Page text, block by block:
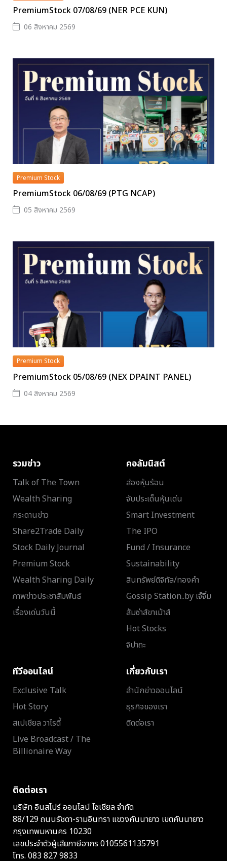
PremiumStock 07/08/69 (NER PCE KUN)
06 สิงหาคม 2569
Premium Stock
PremiumStock 06/08/69 (PTG NCAP)
05 สิงหาคม 2569
Premium Stock
PremiumStock 05/08/69 (NEX DPAINT PANEL)
04 สิงหาคม 2569
รวมข่าว
Talk of The Town
Wealth Sharing
กระดานข่าว
Share2Trade Daily
Stock Daily Journal
Premium Stock
Wealth Sharing Daily
ภาพข่าวประชาสัมพันธ์
เรื่องเด่นวันนี้
คอลัมนิสต์
ส่องหุ้นร้อน
จับประเด็นหุ้นเด่น
Smart Investment
The IPO
Fund / Insurance
Sustainability
สินทรัพย์ดิจิทัล/ทองคำ
Gossip Station..by เจ๊จิ๋ม
ส้มซ่าส์ขาเม้าส์
Hot Stocks
จิปาถะ
ทีวีออนไลน์
Exclusive Talk
Hot Story
สเปเชียล วาไรตี้
Live Broadcast / The
Billionaire Way
เกี่ยวกับเรา
สำนักข่าวออนไลน์
ธุรกิจของเรา
ติดต่อเรา
ติดต่อเรา
บริษัท อินสไปร์ ออนไลน์ โซเชียล จำกัด
88/129 ถนนรัชดา-รามอินทรา แขวงคันนายาว เขตคันนายาว
กรุงเทพมหานคร 10230
เลขประจำตัวผู้เสียภาษีอากร 0105561135791
โทร. 083 827 9833